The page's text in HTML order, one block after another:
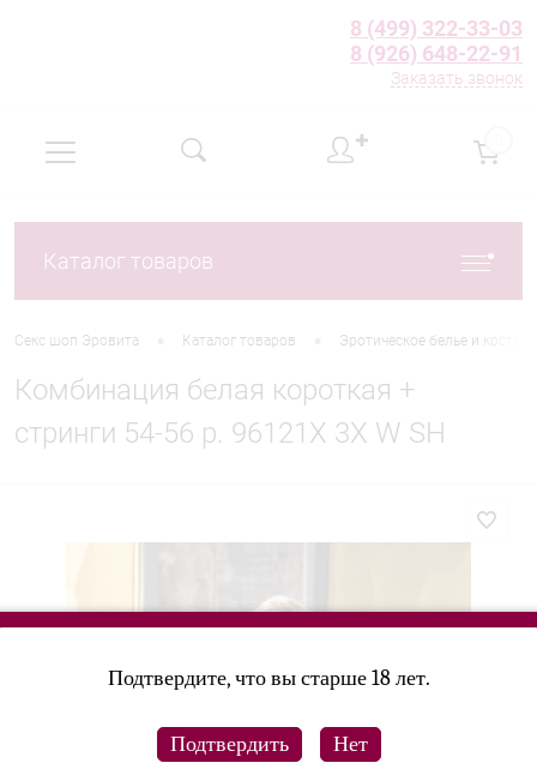
8 (499) 322-33-03
8 (926) 648-22-91
Заказать звонок
✚
Каталог товаров
Секс шоп Эровита Каталог товаров Эротическое белье и
Комбинация белая короткая +
стринги 54-56 р. 96121X 3X W SH
Подтвердите, что вы старше 18 лет.